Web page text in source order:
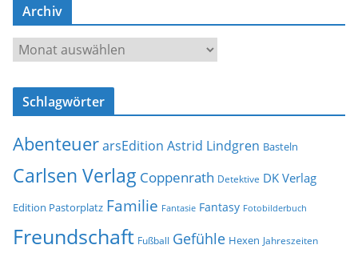
d
s
e
Archiv
r
c
v
Schlagwörter
AbenteuerarsEdition Astrid Lindgren Basteln
Carlsen Verlag Coppenrath Detektive DK Verlag
Edition Pastorplatz Familie Fantasie Fantasy Fotobilderbuch
Freundschaft Fußball Gefühle Hexen Jahreszeiten